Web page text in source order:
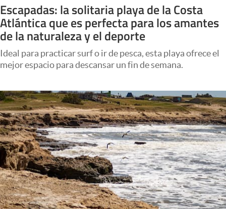
Negocios
Columnistas
Apertura
Clase
Clima
Mundial 2026
Eventos Corporativos
El Cronista Studio
Mediakit
Escapadas: la solitaria playa de la Costa
Atlántica que es perfecta para los amantes
de la naturaleza y el deporte
Ideal para practicar surf o ir de pesca, esta playa ofrece el
mejor espacio para descansar un fin de semana.